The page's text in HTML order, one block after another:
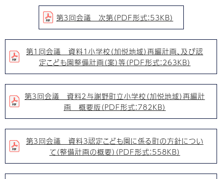
第３回会議 次第（PDF形式：53KB）
第１回会議 資料1小学校（加悦地域）再編計画、及び認
定こども園整備計画（案）等（PDF形式：263KB）
第３回会議 資料２与謝野町立小学校（加悦地域）再編計
画 概要版（PDF形式：782KB）
第３回会議 資料3認定こども園に係る町の方針につい
て（整備計画の概要）（PDF形式：558KB）